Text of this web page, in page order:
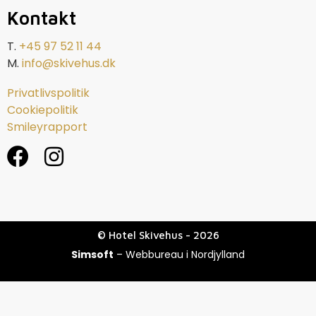
Kontakt
T. +45 97 52 11 44
M. info@skivehus.dk
Privatlivspolitik
Cookiepolitik
Smileyrapport
© Hotel Skivehus - 2026
Simsoft – Webbureau i Nordjylland